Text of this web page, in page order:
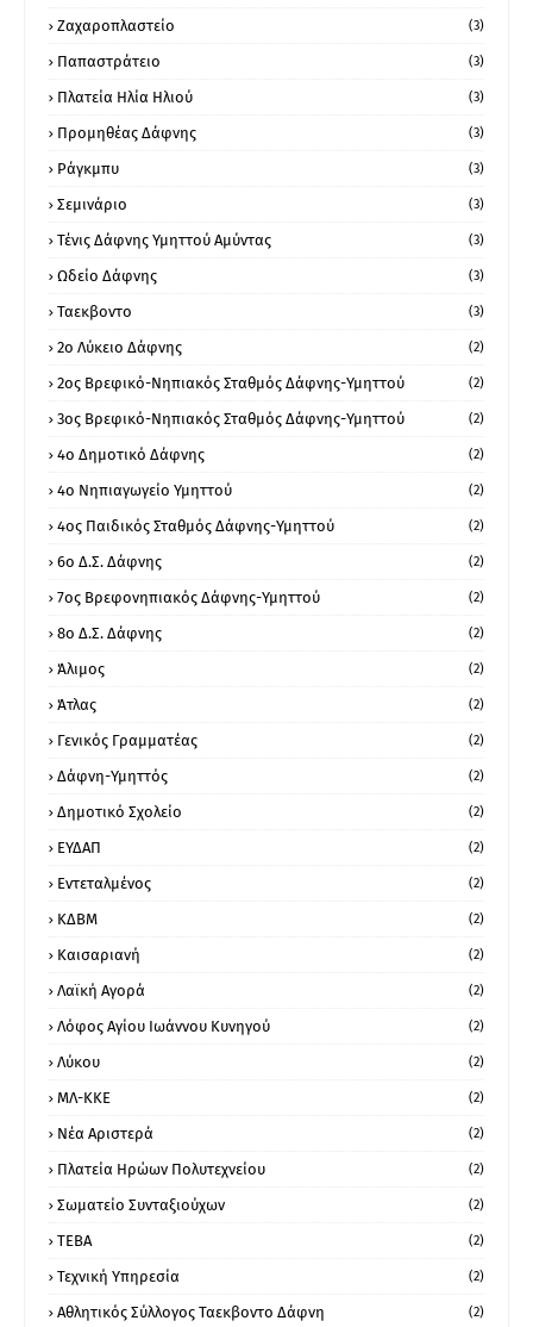
Ζαχαροπλαστείο (3)
Παπαστράτειο (3)
Πλατεία Ηλία Ηλιού (3)
Προμηθέας Δάφνης (3)
Ράγκμπυ (3)
Σεμινάριο (3)
Τένις Δάφνης Υμηττού Αμύντας (3)
Ωδείο Δάφνης (3)
Ταεκβοντο (3)
2ο Λύκειο Δάφνης (2)
2ος Βρεφικό-Νηπιακός Σταθμός Δάφνης-Υμηττού (2)
3ος Βρεφικό-Νηπιακός Σταθμός Δάφνης-Υμηττού (2)
4ο Δημοτικό Δάφνης (2)
4ο Νηπιαγωγείο Υμηττού (2)
4ος Παιδικός Σταθμός Δάφνης-Υμηττού (2)
6ο Δ.Σ. Δάφνης (2)
7ος Βρεφονηπιακός Δάφνης-Υμηττού (2)
8ο Δ.Σ. Δάφνης (2)
Άλιμος (2)
Άτλας (2)
Γενικός Γραμματέας (2)
Δάφνη-Υμηττός (2)
Δημοτικό Σχολείο (2)
ΕΥΔΑΠ (2)
Εντεταλμένος (2)
ΚΔΒΜ (2)
Καισαριανή (2)
Λαϊκή Αγορά (2)
Λόφος Αγίου Ιωάννου Κυνηγού (2)
Λύκου (2)
ΜΛ-ΚΚΕ (2)
Νέα Αριστερά (2)
Πλατεία Ηρώων Πολυτεχνείου (2)
Σωματείο Συνταξιούχων (2)
ΤΕΒΑ (2)
Τεχνική Υπηρεσία (2)
Αθλητικός Σύλλογος Ταεκβοντο Δάφνη (2)